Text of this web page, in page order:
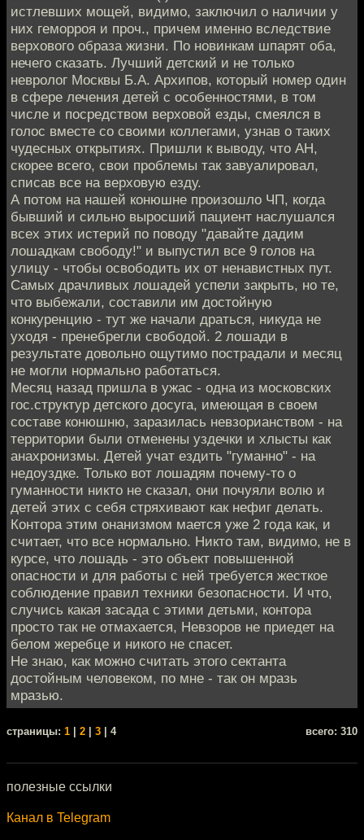
истлевших мощей, видимо, заключил о наличии у
них геморроя и проч., причем именно вследствие
верхового образа жизни. По новинкам шпарят оба,
нечего сказать. Лучший детский и не только
невролог Москвы Б.А. Архипов, который номер один
в сфере лечения детей с особенностями, в том
числе и посредством верховой езды, смеялся в
голос вместе со своими коллегами, узнав о таких
чудесных открытиях. Пришли к выводу, что АН,
скорее всего, свои проблемы так завуалировал,
списав все на верховую езду.
А потом на нашей конюшне произошло ЧП, когда
бывший и сильно выросший пациент наслушался
всех этих истерий по поводу "давайте дадим
лошадкам свободу!" и выпустил все 9 голов на
улицу - чтобы освободить их от ненавистных пут.
Самых драчливых лошадей успели закрыть, но те,
что выбежали, составили им достойную
конкуренцию - тут же начали драться, никуда не
уходя - пренебрегли свободой. 2 лошади в
результате довольно ощутимо пострадали и месяц
не могли нормально работаться.
Месяц назад пришла в ужас - одна из московских
гос.структур детского досуга, имеющая в своем
составе конюшню, заразилась невзорианством - на
территории были отменены уздечки и хлысты как
анахронизмы. Детей учат ездить "гуманно" - на
недоуздке. Только вот лошадям почему-то о
гуманности никто не сказал, они почуяли волю и
детей этих с себя стряхивают как нефиг делать.
Контора этим онанизмом мается уже 2 года как, и
считает, что все нормально. Никто там, видимо, не в
курсе, что лошадь - это объект повышенной
опасности и для работы с ней требуется жесткое
соблюдение правил техники безопасности. И что,
случись какая засада с этими детьми, контора
просто так не отмахается, Невзоров не приедет на
белом жеребце и никого не спасет.
Не знаю, как можно считать этого сектанта
достойным человеком, по мне - так он мразь
мразью.
cтраницы: 1 | 2 | 3 | 4 всего: 310
полезные ссылки
Канал в Telegram